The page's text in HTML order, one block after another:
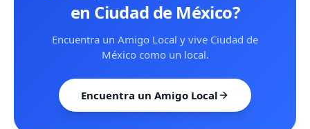
en Ciudad de México?
Encuentra un Amigo Local y vive Ciudad de
México como un local.
Encuentra un Amigo Local